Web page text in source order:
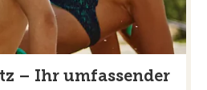
– Ihr umfassender